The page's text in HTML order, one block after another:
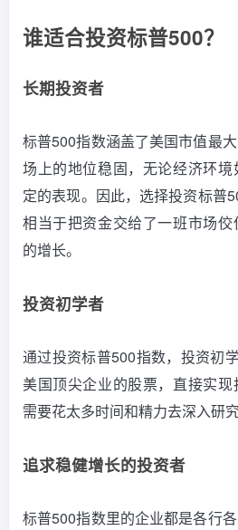
谁适合投资标普500？
长期投资者
标普500指数涵盖了美国市值最
场上的地位稳固，无论经济环
定的表现。 因此，选择投资标普
相当于把资金交给了一班市场
的增长。
投资初学者
通过投资标普500指数，投资初
美国顶尖企业的股票，直接实
需要花太多时间和精力去深入研
追求稳健增长的投资者
标普500指数里的企业都是各行